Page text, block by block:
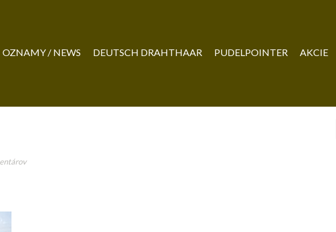
OZNAMY / NEWS DEUTSCH DRAHTHAAR PUDELPOINTER AKCIE